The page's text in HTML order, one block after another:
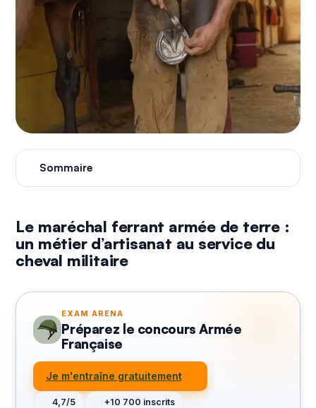
Sommaire
Le maréchal ferrant armée de terre :
un métier d’artisanat au service du
cheval militaire
EXAM ARENA
Préparez le concours Armée
Française
Je m'entraîne gratuitement
4,7/5 +10 700 inscrits